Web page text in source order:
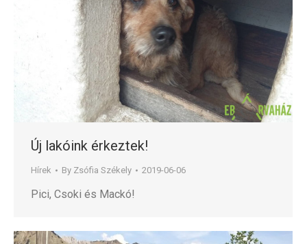
Új lakóink érkeztek!
Hírek By Zsófia Székely 2019-06-06
Pici, Csoki és Mackó!